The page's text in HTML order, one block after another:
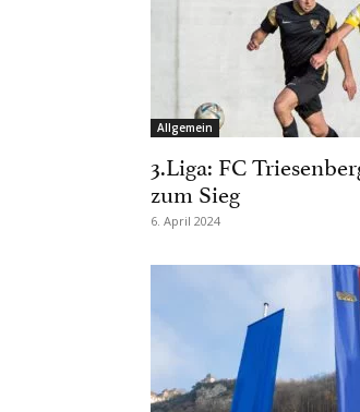
Allgemein
3.Liga: FC
zum Sieg
6. April 2024